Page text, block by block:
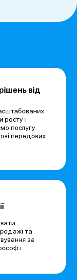
від
росту і
послугу
передових
та
за